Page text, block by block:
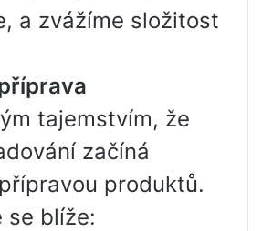
a zvážíme složitost
tajemstvím, že
začíná
produktů.
se blíže: